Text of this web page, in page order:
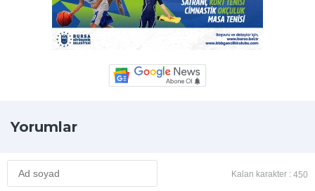
Yorumlar
Kalan karakter : 450